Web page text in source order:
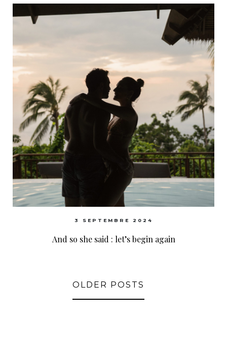
3 SEPTEMBRE 2024
And so she said : let’s begin again
OLDER POSTS